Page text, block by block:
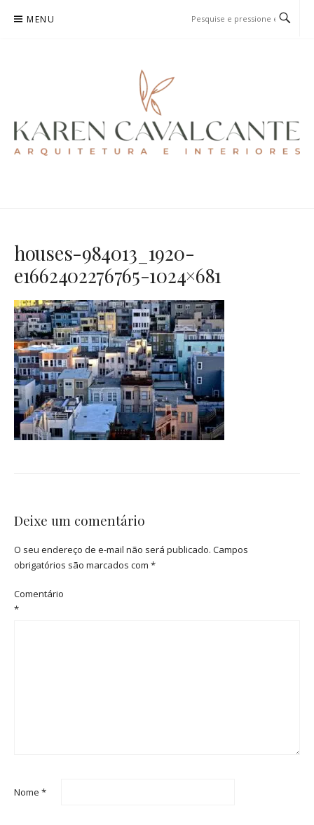
para
MENU
houses-984013_1920-
e1662402276765-1024×681
Deixe um comentário
O seu endereço de e-mail não será publicado. Campos
obrigatórios são marcados com *
Comentário
*
Nome *